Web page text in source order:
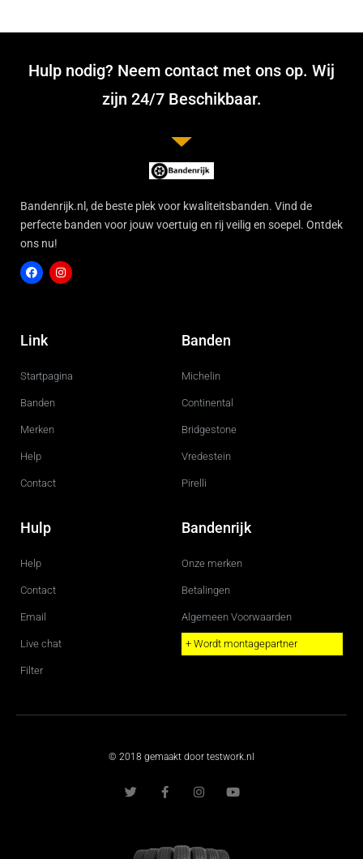
Hulp nodig? Neem contact met ons op. Wij
zijn 24/7 Beschikbaar.
Bandenrijk.nl, de beste plek voor kwaliteitsbanden. Vind de
perfecte banden voor jouw voertuig en rij veilig en soepel. Ontdek
ons nu!
c
e
o
g
r
Link
Startpagina
Banden
Merken
Help
Contact
Banden
Michelin
Continental
Bridgestone
Vredestein
Pirelli
Hulp
Help
Contact
Email
Live chat
Filter
Bandenrijk
Onze merken
Betalingen
Algemeen Voorwaarden
+ Wordt montagepartner
© 2018 gemaakt door testwork.nl
w
i
a
c
o
n
s
r
o
u